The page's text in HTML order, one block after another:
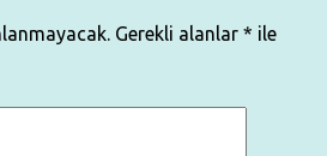
Gerekli alanlar * ile